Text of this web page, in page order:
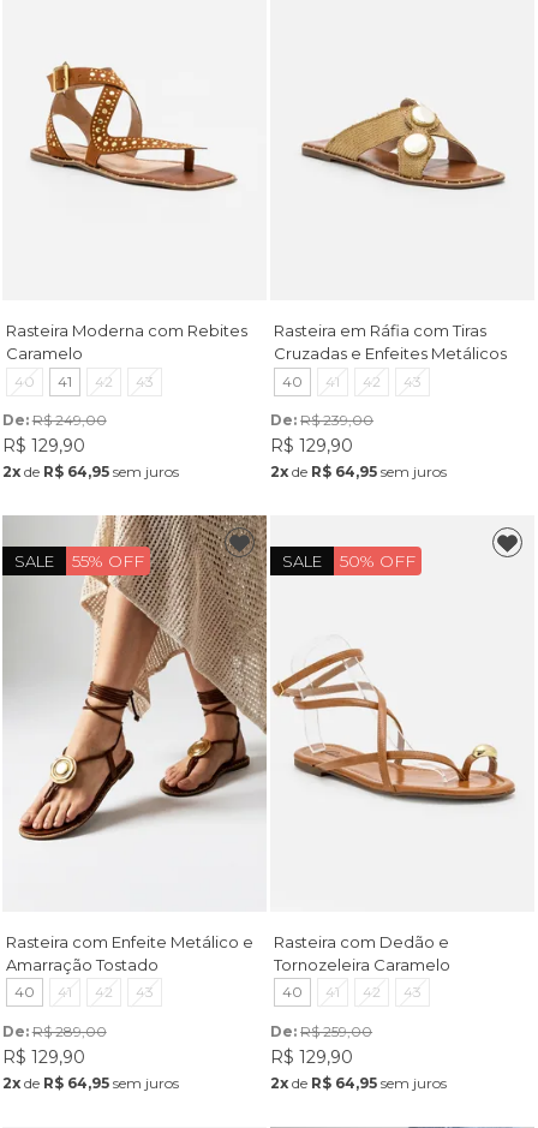
Rasteira Moderna com Rebites
Caramelo
40 41 42 43
De: R$ 249,00
R$ 129,90
2xde R$ 64,95sem juros
Rasteira em Ráfia com Tiras
Cruzadas e Enfeites Metálicos
Amêndoa
40 41 42 43
De: R$ 239,00
R$ 129,90
2x de R$ 64,95 sem juros
SALE 55% OFF
Rasteira com Enfeite Metálico e
Amarração Tostado
40 41 42 43
De: R$ 289,00
R$ 129,90
2xde R$ 64,95sem juros
SALE 50% OFF
Rasteira com Dedão e
Tornozeleira Caramelo
40 41 42 43
De: R$ 259,00
R$ 129,90
2x de R$ 64,95 sem juros